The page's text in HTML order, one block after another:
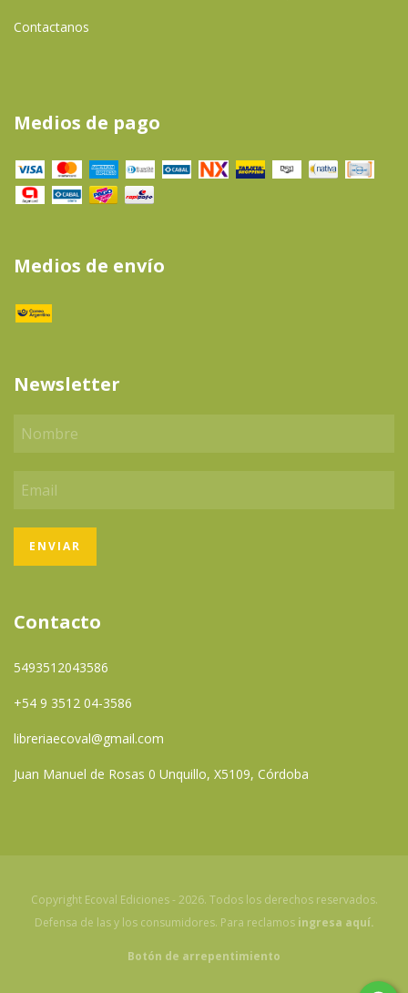
Contactanos
Medios de pago
Medios de envío
Newsletter
Contacto
5493512043586
+54 9 3512 04-3586
libreriaecoval@gmail.com
Juan Manuel de Rosas 0 Unquillo, X5109, Córdoba
Copyright Ecoval Ediciones - 2026. Todos los derechos reservados.
Defensa de las y los consumidores. Para reclamos ingresa aquí.
Botón de arrepentimiento